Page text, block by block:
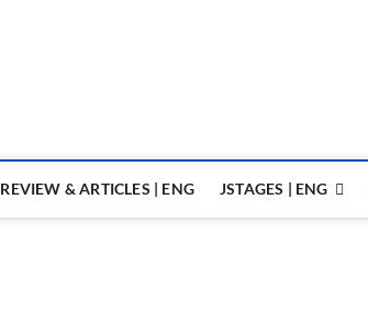
REVIEW & ARTICLES | ENG JSTAGES | ENG